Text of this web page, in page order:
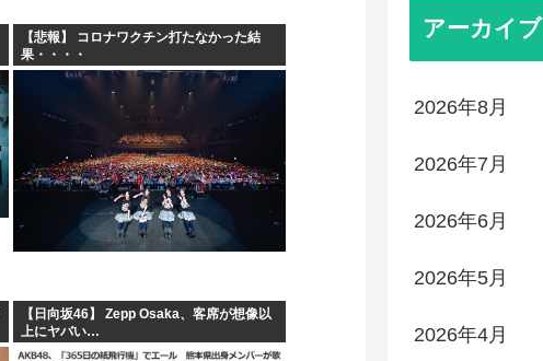
【悲報】 コロナワクチン打たなかった結
果・・・・
【日向坂46】 Zepp Osaka、客席が想像以
上にヤバい…
アーカイブ
2026年8月
2026年7月
2026年6月
2026年5月
2026年4月